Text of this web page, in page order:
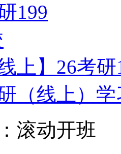
上】26考
（线上）
滚动开班